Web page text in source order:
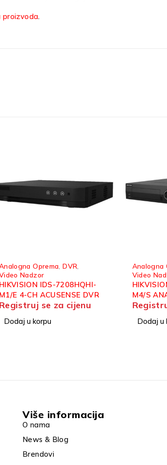
proizvoda.
Oprema ,DVR
Nadzor
HIKVISION IDS-7332HUHI-
M4/S ANALOGNI SNIMAC
32CH 5MP ACUSENSE
Registruj se za cijenu
Dodaj u korpu
Mrežna
Video
MREŽNI
Dodaj u
Više informacija
O nama
News & Blog
Brendovi